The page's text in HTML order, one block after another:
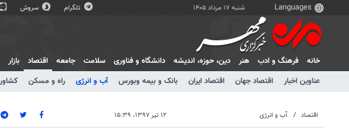
شنبه ۱۷ مرداد ۱۴۰۵ تلگرام سروش
خانه فرهنگ و ادب هنر دين، حوزه، انديشه دانشگاه و فناوری سلامت جامعه
اقتصاد
عناوین اخبار
اقتصاد جهان اقتصاد ایران بانک و بیمه وبورس آب و انرژی راه و مسکن
بازار
اقتصاد آب و انرژی ۱۲ تیر ۱۳۹۷، ۱۵:۳۹